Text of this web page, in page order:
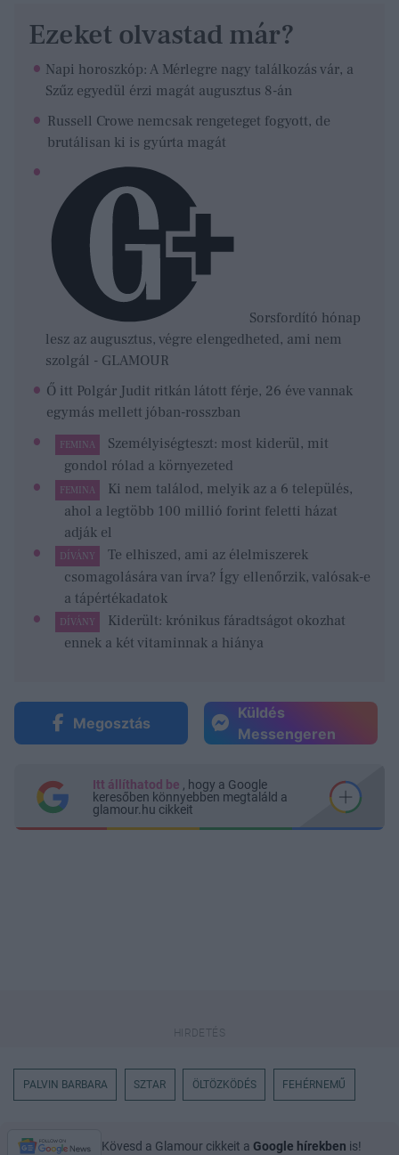
Ezeket olvastad már?
Napi horoszkóp: A Mérlegre nagy találkozás vár, a
Szűz egyedül érzi magát augusztus 8-án
Russell Crowe nemcsak rengeteget fogyott, de
brutálisan ki is gyúrta magát
Sorsfordító hónap
lesz az augusztus, végre elengedheted, ami nem
szolgál - GLAMOUR
Ő itt Polgár Judit ritkán látott férje, 26 éve vannak
egymás mellett jóban-rosszban
FEMINA
Személyiségteszt: most kiderül, mit
gondol rólad a környezeted
FEMINA
Ki nem találod, melyik az a 6 település,
ahol a legtöbb 100 millió forint feletti házat
adják el
DÍVÁNY
Te elhiszed, ami az élelmiszerek
csomagolására van írva? Így ellenőrzik, valósak-e
a tápértékadatok
DÍVÁNY
Kiderült: krónikus fáradtságot okozhat
ennek a két vitaminnak a hiánya
Megosztás
Küldés
Messengeren
Itt állíthatod be , hogy a Google
keresőben könnyebben megtaláld a
glamour.hu cikkeit
PALVIN BARBARA SZTAR ÖLTÖZKÖDÉS FEHÉRNEMŰ
Kövesd a Glamour cikkeit a Google hírekben is!